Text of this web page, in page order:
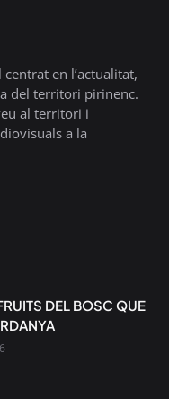
en l’actualitat,
del territori pirinenc.
al territori i
a la
DEL BOSC QUE